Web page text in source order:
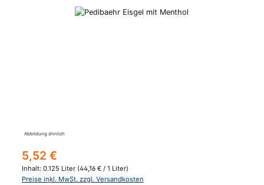
Bildergalerie überspringen
Abbildung ähnlich
Regulärer Preis:
5,52 €
Inhalt: 0.125 Liter (44,16 € / 1 Liter)
Preise inkl. MwSt. zzgl. Versandkosten